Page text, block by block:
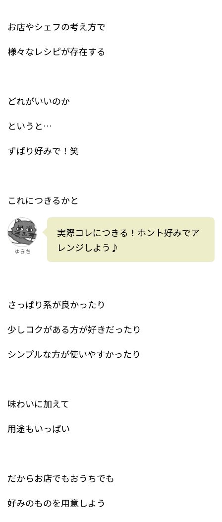
お店やシェフの考え方で
様々なレシピが存在する
どれがいいのか
というと…
ずばり好みで！笑
これにつきるかと
ゆきち
実際コレにつきる！ホント好みでア
レンジしよう♪
さっぱり系が良かったり
少しコクがある方が好きだったり
シンプルな方が使いやすかったり
味わいに加えて
用途もいっぱい
だからお店でもおうちでも
好みのものを用意しよう